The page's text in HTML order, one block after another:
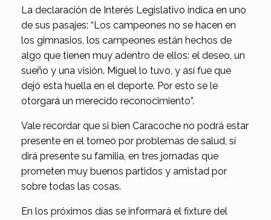
La declaración de Interés Legislativo indica en uno
de sus pasajes: “Los campeones no se hacen en
los gimnasios, los campeones están hechos de
algo que tienen muy adentro de ellos: el deseo, un
sueño y una visión. Miguel lo tuvo, y así fue que
dejó esta huella en el deporte. Por esto se le
otorgará un merecido reconocimiento”.
Vale recordar que si bien Caracoche no podrá estar
presente en el torneo por problemas de salud, sí
dirá presente su familia, en tres jornadas que
prometen muy buenos partidos y amistad por
sobre todas las cosas.
En los próximos días se informará el fixture del